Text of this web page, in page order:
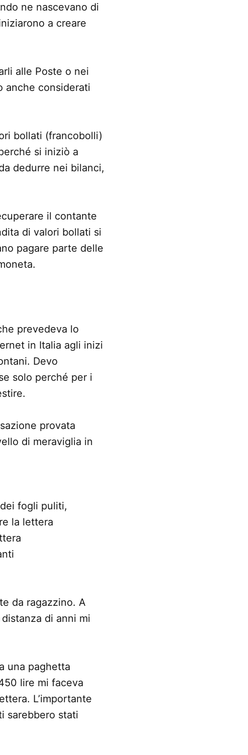
ne nascevano di
a creare
alle Poste o nei
anche considerati
bollati (francobolli)
si iniziò a
dedurre nei bilanci,
il contante
di valori bollati si
pagare parte delle
prevedeva lo
in Italia agli inizi
Devo
solo perché per i
provata
di meraviglia in
fogli puliti,
la lettera
da ragazzino. A
di anni mi
una paghetta
lire mi faceva
L’importante
sarebbero stati